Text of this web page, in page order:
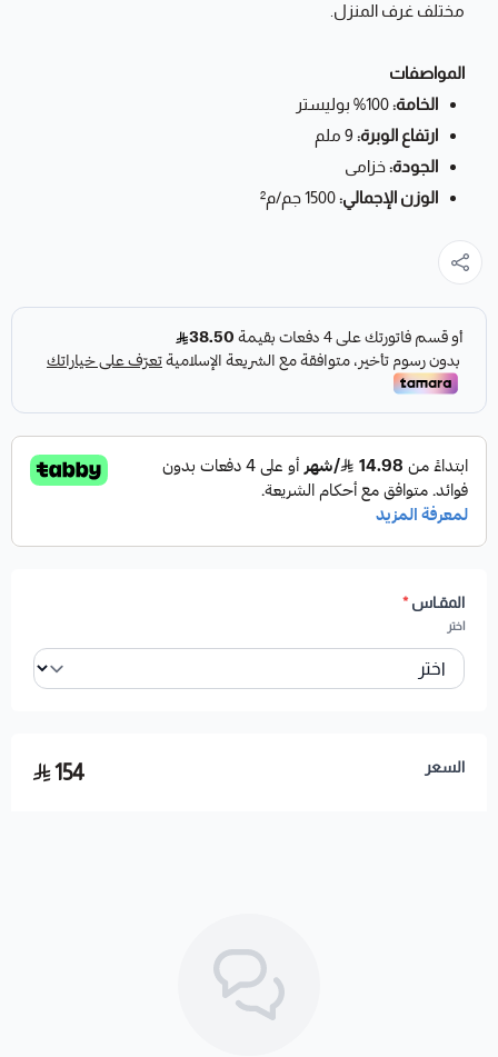
مختلف غرف المنزل.
المواصفات
الخامة:
ارتفاع الوبرة:
الجودة:خزامى
الوزن الإجمالي:
المقـاس*
اختر
السعر 154